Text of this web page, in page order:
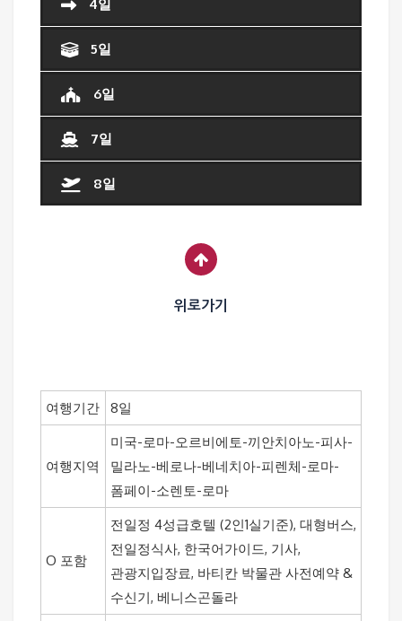
4일
5일
6일
7일
8일
위로가기
여행기간 8일
여행지역
미국-로마-오르비에토-끼안치아노-피사-
밀라노-베로나-베네치아-피렌체-로마-
폼페이-소렌토-로마
O 포함
전일정 4성급호텔 (2인1실기준), 대형버스,
전일정식사, 한국어가이드, 기사,
관광지입장료, 바티칸 박물관 사전예약 &
수신기, 베니스곤돌라